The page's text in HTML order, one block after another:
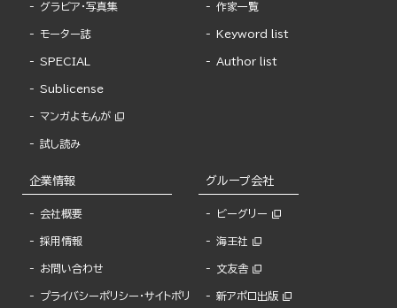
グラビア・写真集
モーター誌
SPECIAL
Sublicense
マンガよもんが
試し読み
作家一覧
Keyword list
Author list
企業情報
会社概要
採用情報
お問い合わせ
プライバシーポリシー・サイトポリ
グループ会社
ビーグリー
海王社
文友舎
新アポロ出版